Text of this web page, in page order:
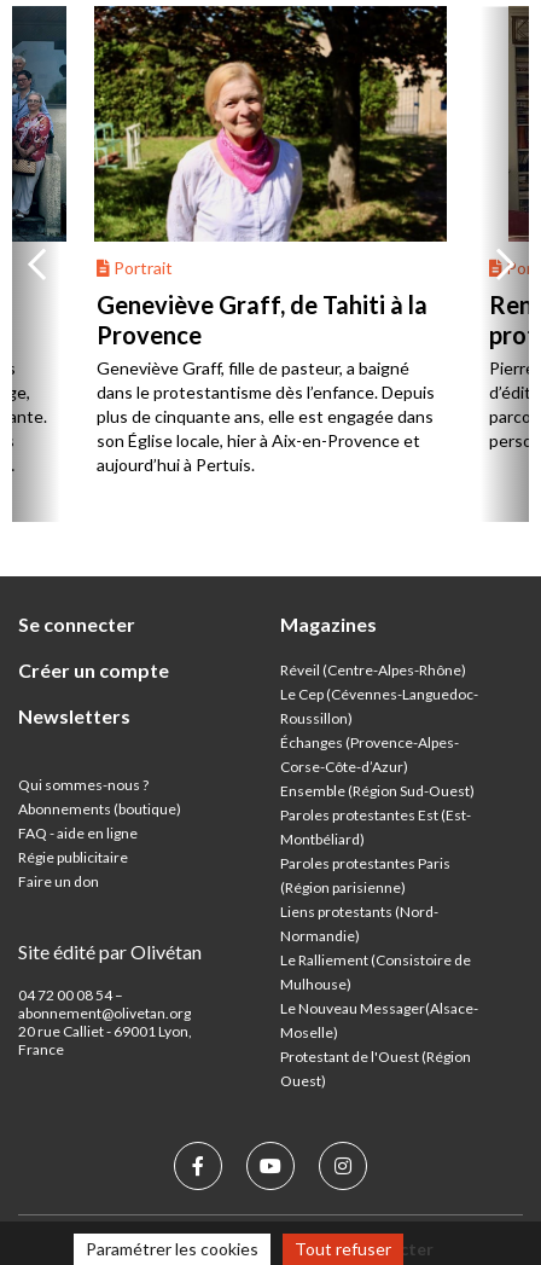
Portrait
Geneviève Graff, de Tahiti à la
Provence
Geneviève Graff, fille de pasteur, a baigné
dans le protestantisme dès l’enfance. Depuis
plus de cinquante ans, elle est engagée dans
son Église locale, hier à Aix-en-Provence et
aujourd’hui à Pertuis.
Se connecter
Créer un compte
Newsletters
Qui sommes-nous ?
Abonnements (boutique)
FAQ - aide en ligne
Régie publicitaire
Faire un don
Site édité par Olivétan
04 72 00 08 54 –
abonnement@olivetan.org
20 rue Calliet - 69001 Lyon,
France
Magazines
Réveil (Centre-Alpes-Rhône)
Le Cep (Cévennes-Languedoc-
Roussillon)
Échanges (Provence-Alpes-
Corse-Côte-d’Azur)
Ensemble (Région Sud-Ouest)
Paroles protestantes Est (Est-
Montbéliard)
Paroles protestantes Paris
(Région parisienne)
Liens protestants (Nord-
Normandie)
Le Ralliement (Consistoire de
Mulhouse)
Le Nouveau Messager(Alsace-
Moselle)
Protestant de l'Ouest (Région
Ouest)
Mentions légales Nous contacter
Paramétrer les cookies Tout refuser